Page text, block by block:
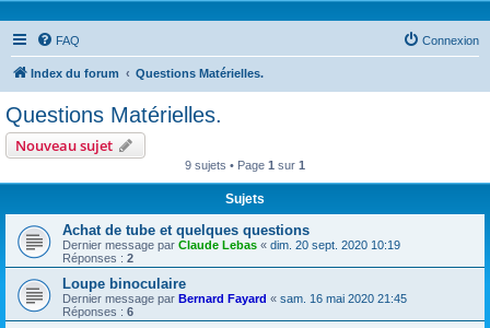
FAQ Connexion
Index du forum Questions Matérielles.
Questions Matérielles.
Nouveau sujet
9 sujets • Page 1 sur 1
Sujets
Achat de tube et quelques questions
Dernier message par Claude Lebas « dim. 20 sept. 2020 10:19
Réponses : 2
Loupe binoculaire
Dernier message par Bernard Fayard « sam. 16 mai 2020 21:45
Réponses : 6